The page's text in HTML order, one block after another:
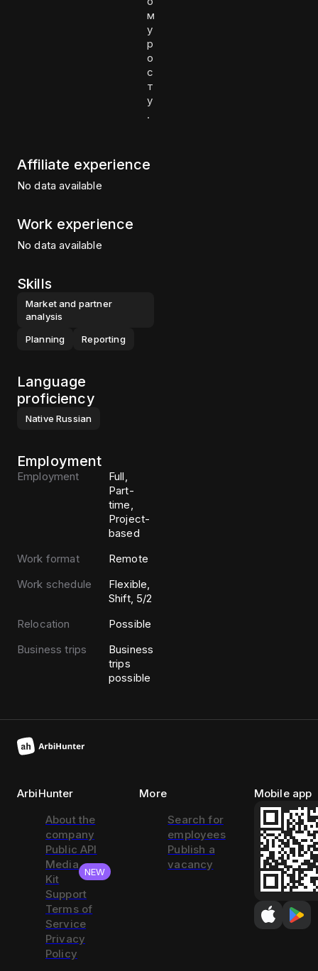
м
у
р
о
с
т
у
.
Affiliate experience
No data available
Work experience
No data available
Skills
Market and partner
analysis
Planning
Reporting
Language
proficiency
Native Russian
Employment
Employment
Full,
Part-
time,
Project-
based
Work format
Remote
Work schedule
Flexible,
Shift, 5/2
Relocation
Possible
Business trips
Business
trips
possible
ArbiHunter
About the
company
Public API
Media
Kit
NEW
Support
Terms of
Service
Privacy
Policy
More
Search for
employees
Publish a
vacancy
Mobile app